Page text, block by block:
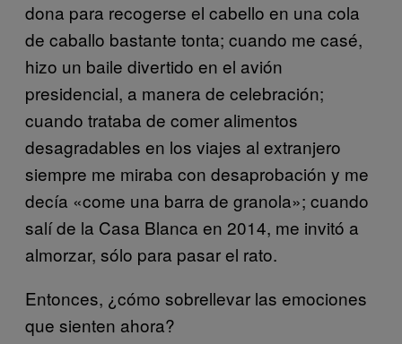
dona para recogerse el cabello en una cola
de caballo bastante tonta; cuando me casé,
hizo un baile divertido en el avión
presidencial, a manera de celebración;
cuando trataba de comer alimentos
desagradables en los viajes al extranjero
siempre me miraba con desaprobación y me
decía «come una barra de granola»; cuando
salí de la Casa Blanca en 2014, me invitó a
almorzar, sólo para pasar el rato.
Entonces, ¿cómo sobrellevar las emociones
que sienten ahora?